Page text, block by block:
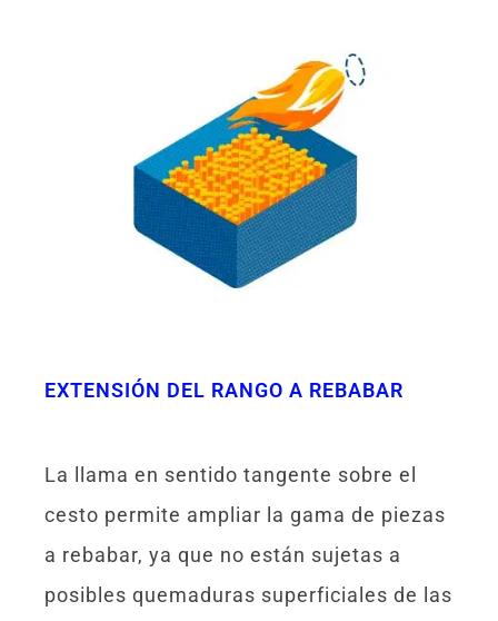
EXTENSIÓN DEL RANGO A REBABAR
La llama en sentido tangente sobre el
cesto permite ampliar la gama de piezas
a rebabar, ya que no están sujetas a
posibles quemaduras superficiales de las